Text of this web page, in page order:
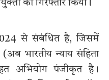
को गिरफ्तार किया।
से संबंधित है, जिसमें
भारतीय न्याय संहिता
अभियोग पंजीकृत है।